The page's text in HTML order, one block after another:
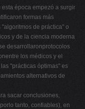
época empezó a surgir
formas más
de práctica" o
y de la ciencia moderna
desarrollaronprotocolos
los médicos y el
"prácticas óptimas" es
alternativos de
sacar conclusiones,
tanto, confiables), en